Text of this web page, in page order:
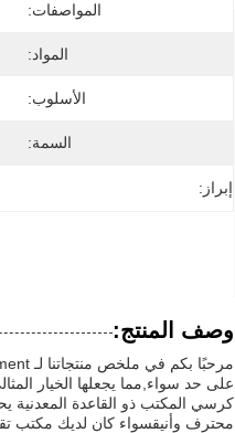
المواصفات:
المواد:
الأسلوب:
السمة:
إبراز:
وصف المنتج:
على حد سواء,مما يجعلها الخيار
كرسي المكتب ذو القاعدة
محترف وأنيقسواء كان لديك مكتب